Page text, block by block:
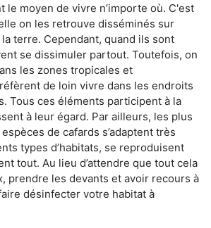
le moyen de vivre n’importe où. C'est
on les retrouve disséminés sur
terre. Cependant, quand ils sont
se dissimuler partout. Toutefois, on
les zones tropicales et
de loin vivre dans les endroits
Tous ces éléments participent à la
à leur égard. Par ailleurs, les plus
de cafards s’adaptent très
types d’habitats, se reproduisent
tout. Au lieu d’attendre que tout cela
prendre les devants et avoir recours à
désinfecter votre habitat à